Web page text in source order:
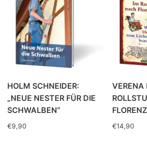
HOLM SCHNEIDER:
„NEUE NESTER FÜR DIE
SCHWALBEN“
€9,90
VERENA
€14,90